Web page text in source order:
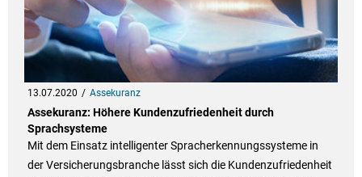
13.07.2020 Assekuranz
Assekuranz: Höhere Kundenzufriedenheit durch
Sprachsysteme
Mit dem Einsatz intelligenter Spracherkennungssysteme in
der Versicherungsbranche lässt sich die Kundenzufriedenheit